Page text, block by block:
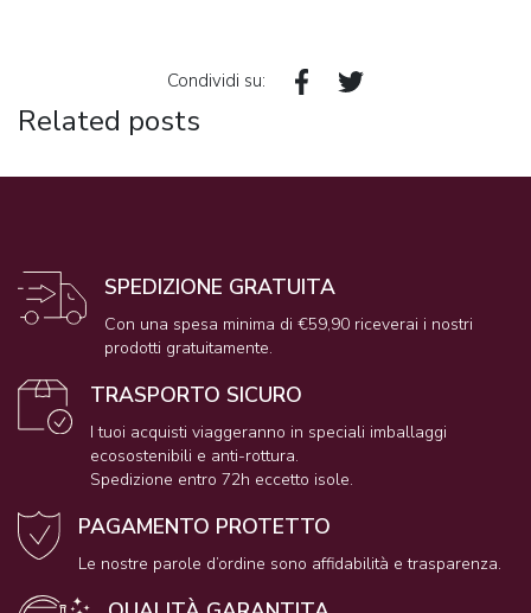
Condividi su:
Related posts
SPEDIZIONE GRATUITA
Con una spesa minima di €59,90 riceverai i nostri
prodotti gratuitamente.
TRASPORTO SICURO
I tuoi acquisti viaggeranno in speciali imballaggi
ecosostenibili e anti-rottura.
Spedizione entro 72h eccetto isole.
PAGAMENTO PROTETTO
Le nostre parole d’ordine sono affidabilità e trasparenza.